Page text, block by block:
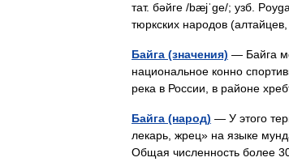
тат. бәйге /bæjˈge/; узб.
тюркских народов
Байга (значения) — Байга
национальное конно
река в России, в районе
Байга (народ) — У этого
лекарь, жрец» на языке
Общая численность более